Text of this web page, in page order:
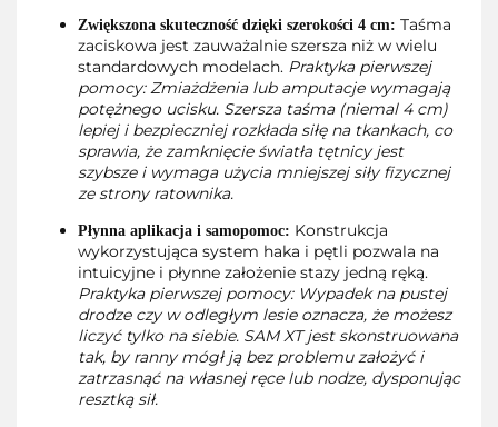
Zwiększona skuteczność dzięki szerokości 4 cm: Taśma
zaciskowa jest zauważalnie szersza niż w wielu
standardowych modelach. Praktyka pierwszej
pomocy: Zmiażdżenia lub amputacje wymagają
potężnego ucisku. Szersza taśma (niemal 4 cm)
lepiej i bezpieczniej rozkłada siłę na tkankach, co
sprawia, że zamknięcie światła tętnicy jest
szybsze i wymaga użycia mniejszej siły fizycznej
ze strony ratownika.
Płynna aplikacja i samopomoc: Konstrukcja
wykorzystująca system haka i pętli pozwala na
intuicyjne i płynne założenie stazy jedną ręką.
Praktyka pierwszej pomocy: Wypadek na pustej
drodze czy w odległym lesie oznacza, że możesz
liczyć tylko na siebie. SAM XT jest skonstruowana
tak, by ranny mógł ją bez problemu założyć i
zatrzasnąć na własnej ręce lub nodze, dysponując
resztką sił.